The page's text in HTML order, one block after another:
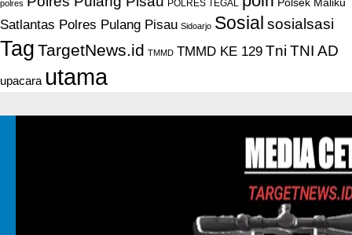
polres POLRES TEGAL
Satlantas Polres Pulang Pisau Sidoarjo Sosial sosialsasi
Tag TargetNews.id TMMD TMMD KE 129 Tni TNI AD
upacara utama